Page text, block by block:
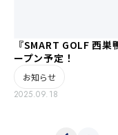
『SMART GOLF 西
ープン予定！
お知らせ
2025.09.18